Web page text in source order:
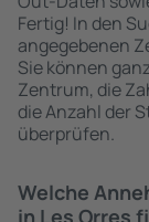
Fertig! In den
angegebenen
Sie können
Zentrum, die
die Anzahl der
überprüfen.
Welche
in Les Orres